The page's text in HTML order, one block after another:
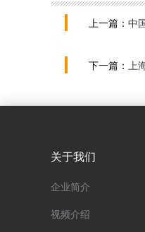
上一篇： 中
下一篇： 上
关于我们
企业简介
视频介绍